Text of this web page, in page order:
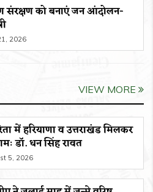
संरक्षण को बनाएं जन आंदोलन-
2026
VIEW MORE
में हरियाणा व उत्तराखंड मिलकर
डाॅ. धन सिंह रावत
5, 2026